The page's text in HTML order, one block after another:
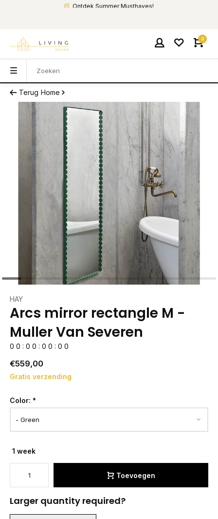
Ontdek Summer Musthaves!
0
Terug Home
HAY
Arcs mirror rectangle M -
Muller Van Severen
0 0 : 0 0 : 0 0 : 0 0
€559,00
Gratis verzending
Color: *
1 week
Toevoegen
Larger quantity required?